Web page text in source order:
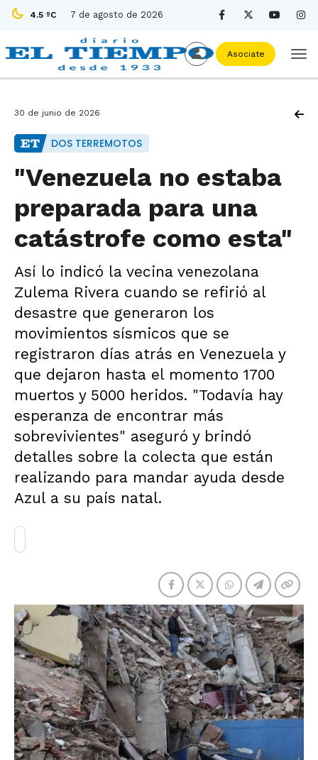
4.5 ºC 7 de agosto de 2026
Asociate
30 de junio de 2026
DOS TERREMOTOS
"Venezuela no estaba
preparada para una
catástrofe como esta"
Así lo indicó la vecina venezolana
Zulema Rivera cuando se refirió al
desastre que generaron los
movimientos sísmicos que se
registraron días atrás en Venezuela y
que dejaron hasta el momento 1700
muertos y 5000 heridos. "Todavía hay
esperanza de encontrar más
sobrevivientes" aseguró y brindó
detalles sobre la colecta que están
realizando para mandar ayuda desde
Azul a su país natal.